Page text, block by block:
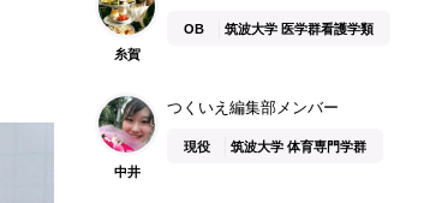
糸賀
OB 筑波大学 医学群看護学類
中井
つくいえ編集部メンバー
現役 筑波大学 体育専門学群